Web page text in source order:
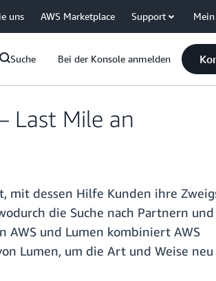
uns AWS Marketplace Support
Suche Bei der Konsole anmelden
Last Mile an
mit dessen Hilfe Kunden ihre
die Suche nach Partnern
und Lumen kombiniert AWS
Lumen, um die Art und Weise neu